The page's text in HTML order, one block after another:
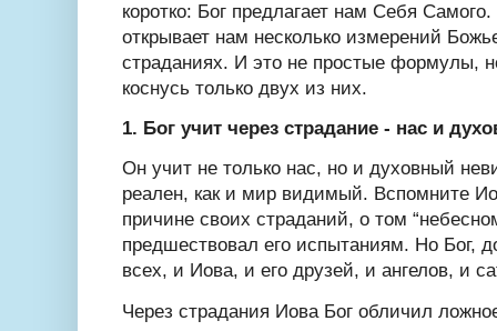
коротко: Бог предлагает нам Себя
открывает нам несколько измерений
страданиях. И это не простые формулы,
коснусь только двух из них.
1. Бог учит через страдание - нас и
Он учит не только нас, но и духовный
реален, как и мир видимый. Вспомните
причине своих страданий, о том
предшествовал его испытаниям. Но Бог,
всех, и Иова, и его друзей, и ангелов, и
Через страдания Иова Бог обличил